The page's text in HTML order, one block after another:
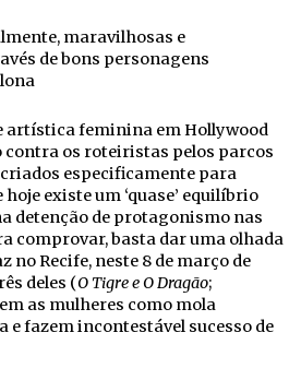
maravilhosas e
de bons personagens
artística feminina em Hollywood
os roteiristas pelos parcos
especificamente para
existe um ‘quase’ equilíbrio
detenção de protagonismo nas
comprovar, basta dar uma olhada
no Recife, neste 8 de março de
deles (O Tigre e O Dragão;
as mulheres como mola
fazem incontestável sucesso de